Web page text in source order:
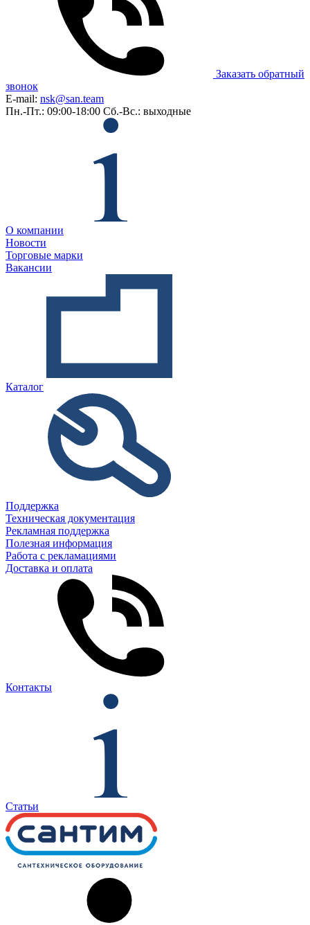
Заказать обратный
звонок
E-mail: nsk@san.team
Пн.-Пт.: 09:00-18:00 Сб.-Вс.: выходные
О компании
Новости
Торговые марки
Вакансии
Каталог
Поддержка
Техническая документация
Рекламная поддержка
Полезная информация
Работа с рекламациями
Доставка и оплата
Контакты
Статьи